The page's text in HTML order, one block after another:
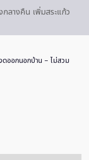
ลางคืน เพิ่มสระแก้ว
ออกนอกบ้าน – ไม่สวม